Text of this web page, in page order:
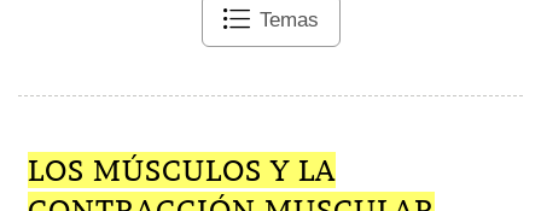
Temas
LOS MÚSCULOS Y LA